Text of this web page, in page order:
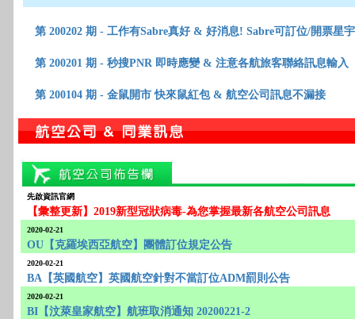
第 200202 期 - 工作有Sabre真好 & 好消息! Sabre可訂位/開票星
第 200201 期 - 秒搜PNR 即時應變 & 注意各航旅客聯絡訊息輸入
第 200104 期 - 金鼠開市 快來鼠紅包 & 航空公司訊息不漏接
先啟資訊官網
【彙整更新】2019新型冠狀病毒-為您掌握最新各航空公司訊息
2020-02-21
OU【克羅埃西亞航空】團體訂位規定公告
2020-02-21
BA【英國航空】英國航空針對不當訂位ADM罰則公告
2020-02-21
BI【汶萊皇家航空】航班取消通知 20200221-2